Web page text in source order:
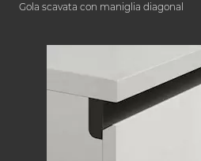
Gola scavata con maniglia diagonal